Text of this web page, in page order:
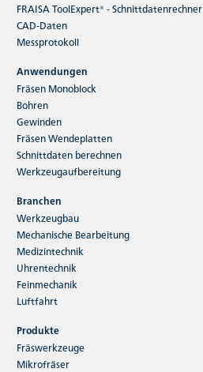
FRAISA ToolExpert® - Schnittdatenrechner
CAD-Daten
Messprotokoll
Anwendungen
Fräsen Monoblock
Bohren
Gewinden
Fräsen Wendeplatten
Schnittdaten berechnen
Werkzeugaufbereitung
Branchen
Werkzeugbau
Mechanische Bearbeitung
Medizintechnik
Uhrentechnik
Feinmechanik
Luftfahrt
Produkte
Fräswerkzeuge
Mikrofräser